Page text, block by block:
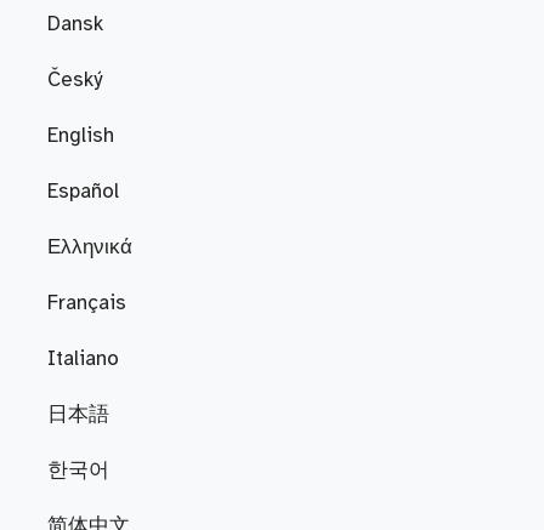
Dansk
Český
English
Español
Ελληνικά
Français
Italiano
日本語
한국어